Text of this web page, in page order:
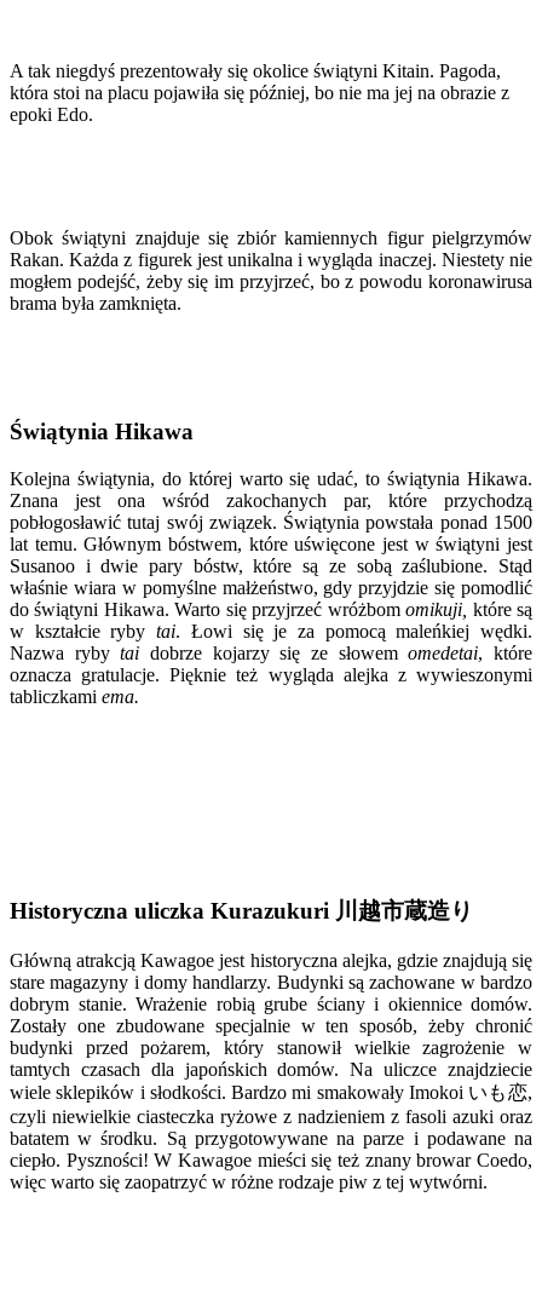
A tak niegdyś prezentowały się okolice świątyni Kitain. Pagoda,
która stoi na placu pojawiła się później, bo nie ma jej na obrazie z
epoki Edo.
Obok świątyni znajduje się zbiór kamiennych figur pielgrzymów
Rakan. Każda z figurek jest unikalna i wygląda inaczej. Niestety nie
mogłem podejść, żeby się im przyjrzeć, bo z powodu koronawirusa
brama była zamknięta.
Świątynia Hikawa
Kolejna świątynia, do której warto się udać, to świątynia Hikawa.
Znana jest ona wśród zakochanych par, które przychodzą
pobłogosławić tutaj swój związek. Świątynia powstała ponad 1500
lat temu. Głównym bóstwem, które uświęcone jest w świątyni jest
Susanoo i dwie pary bóstw, które są ze sobą zaślubione. Stąd
właśnie wiara w pomyślne małżeństwo, gdy przyjdzie się pomodlić
do świątyni Hikawa. Warto się przyjrzeć wróżbomomikuji, które są
w kształcie rybytai. Łowi się je za pomocą maleńkiej wędki.
Nazwa rybytai dobrze kojarzy się ze słowemomedetai, które
oznacza gratulacje. Pięknie też wygląda alejka z wywieszonymi
tabliczkami ema.
Historyczna uliczka Kurazukuri 川越市蔵造り
Główną atrakcją Kawagoe jest historyczna alejka, gdzie znajdują się
stare magazyny i domy handlarzy. Budynki są zachowane w bardzo
dobrym stanie. Wrażenie robią grube ściany i okiennice domów.
Zostały one zbudowane specjalnie w ten sposób, żeby chronić
budynki przed pożarem, który stanowił wielkie zagrożenie w
tamtych czasach dla japońskich domów. Na uliczce znajdziecie
wiele sklepików i słodkości. Bardzo mi smakowały Imokoi いも恋,
czyli niewielkie ciasteczka ryżowe z nadzieniem z fasoli azuki oraz
batatem w środku. Są przygotowywane na parze i podawane na
ciepło. Pyszności! W Kawagoe mieści się też znany browar Coedo,
więc warto się zaopatrzyć w różne rodzaje piw z tej wytwórni.